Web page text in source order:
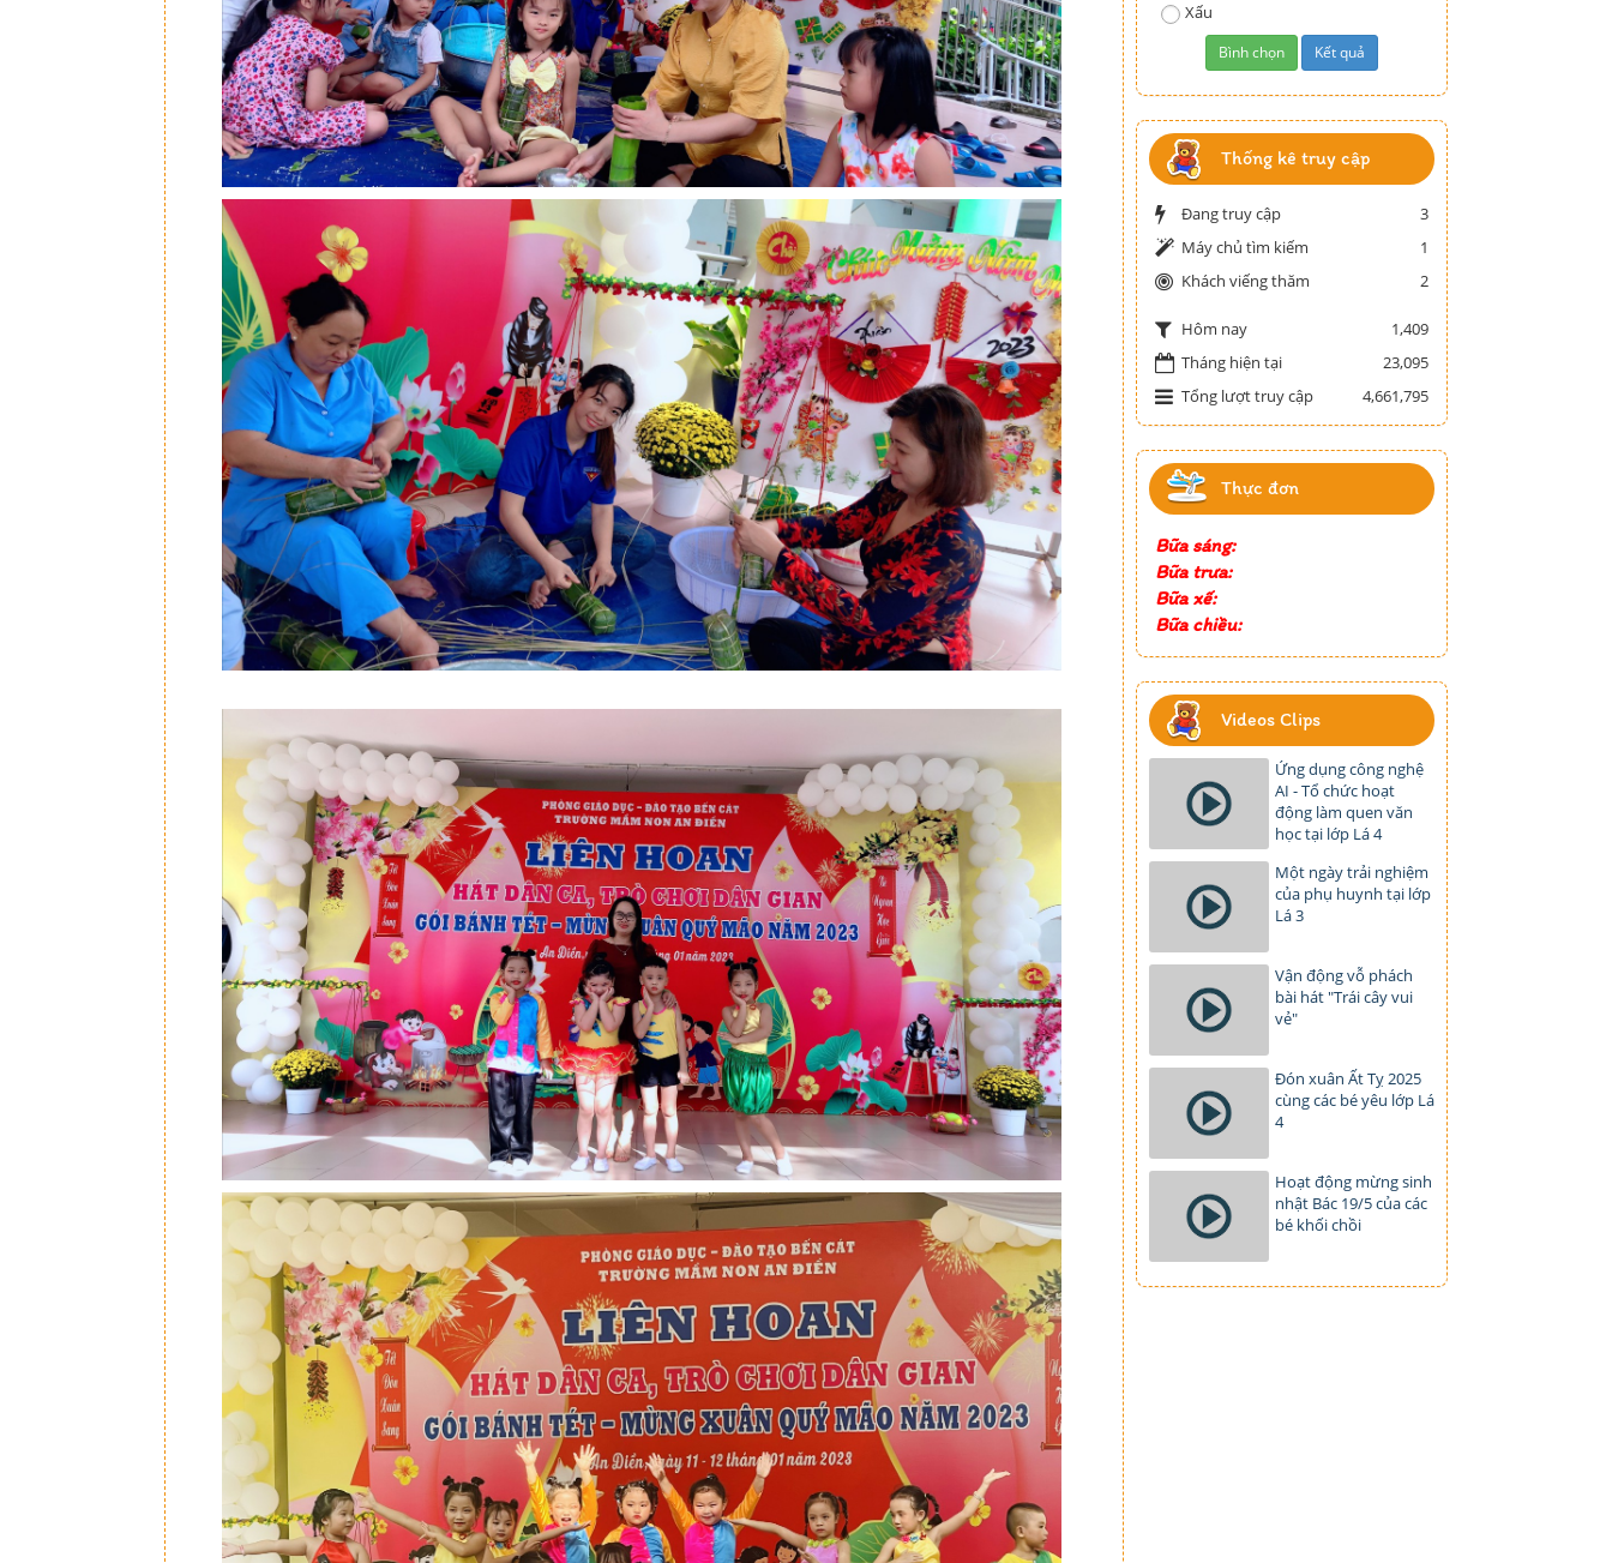
Xấu
Thống kê truy cập
Đang truy cập
3
Máy chủ tìm kiếm
1
Khách viếng thăm
2
Hôm nay
1,409
Tháng hiện tại
23,095
Tổng lượt truy cập
4,661,795
Thực đơn
Bữa sáng:
Bữa trưa:
Bữa xế:
Bữa chiều:
Videos Clips
Ứng dụng công nghệ
AI - Tổ chức hoạt
động làm quen văn
học tại lớp Lá 4
Một ngày trải nghiệm
của phụ huynh tại lớp
Lá 3
Vận động vỗ phách
bài hát "Trái cây vui
vẻ"
Đón xuân Ất Tỵ 2025
cùng các bé yêu lớp Lá
4
Hoạt động mừng sinh
nhật Bác 19/5 của các
bé khối chồi